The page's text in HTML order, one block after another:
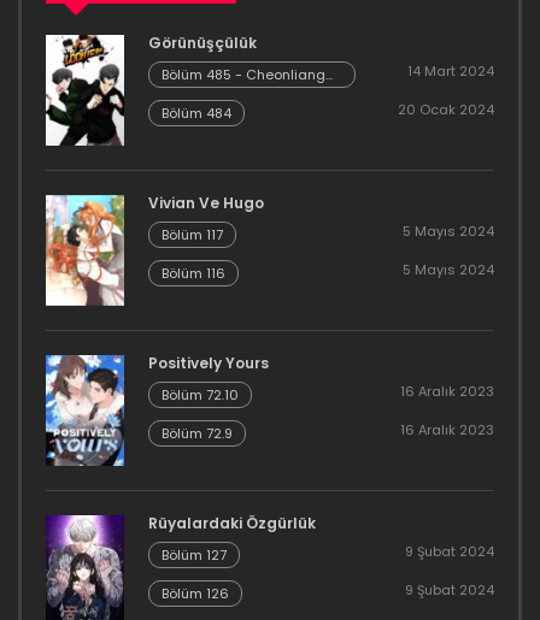
16 Aralık 2023
Bölüm 119
16 Aralık 2023
Bölüm 118
16 Aralık 2023
Bölüm 117
16 Aralık 2023
Bölüm 116
16 Aralık 2023
Bölüm 115
Bölüm 114
16 Aralık 2023
Görünüşçülük
Bölüm 485 - Cheonliang
[04]
14 Mart 2024
Bölüm 484 20 Ocak 2024
Vivian Ve Hugo
Bölüm 117 5 Mayıs 2024
Bölüm 116 5 Mayıs 2024
Positively Yours
Bölüm 72.10 16 Aralık 2023
Bölüm 72.9 16 Aralık 2023
Rüyalardaki Özgürlük
Bölüm 127 9 Şubat 2024
Bölüm 126 9 Şubat 2024